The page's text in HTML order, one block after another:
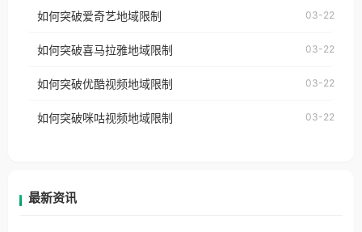
台湾、美国、加拿大、澳大利亚、欧洲等国家和地区
权限制所困扰。
播放”的提示语。 海外用户如香港、澳门、台湾、美
制问题，且仅能在中国大陆地区播放。 遇到这个问题
户收听网易云音乐地区版权限制」的问题，无论人在
如何突破爱奇艺地域限制 03-22
如何突破喜马拉雅地域限制 03-22
如何突破优酷视频地域限制 03-22
如何突破咪咕视频地域限制 03-22
最新资讯